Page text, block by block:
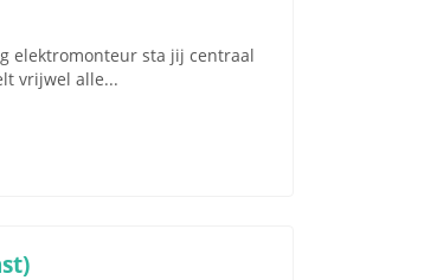
elektromonteur sta jij centraal
vrijwel alle...